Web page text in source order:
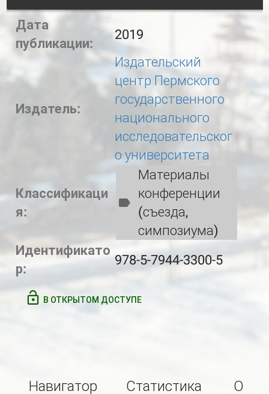
Дата
публикации:
2019
Издатель:
Издательский
центр Пермского
государственного
национального
исследовательског
о университета
Классификаци
я:
Материалы
конференции
(съезда,
симпозиума)
Идентификато
р:
978-5-7944-3300-5
В ОТКРЫТОМ ДОСТУПЕ
Навигатор Статистика О